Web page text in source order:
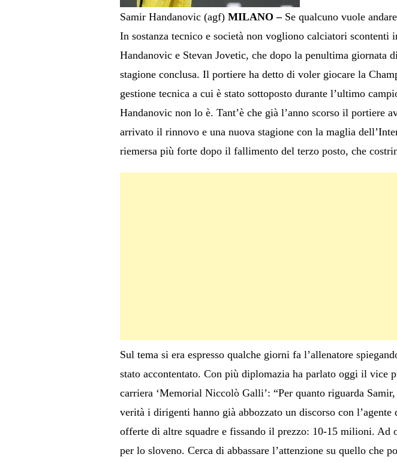
Samir Handanovic (agf) MILANO –Se qualcuno vuole
In sostanza tecnico e società non vogliono calciatori
Handanovic e Stevan Jovetic, che dopo la penultima giornata
stagione conclusa. Il portiere ha detto di voler giocare la
gestione tecnica a cui è stato sottoposto durante l’ultimo
Handanovic non lo è. Tant’è che già l’anno scorso il portiere
arrivato il rinnovo e una nuova stagione con la maglia
riemersa più forte dopo il fallimento del terzo posto, che
Sul tema si era espresso qualche giorni fa l’allenatore
stato accontentato. Con più diplomazia ha parlato oggi il vice
carriera ‘Memorial Niccolò Galli’: “Per quanto riguarda
verità i dirigenti hanno già abbozzato un discorso con
offerte di altre squadre e fissando il prezzo: 10-15 milioni. Ad
per lo sloveno. Cerca di abbassare l’attenzione su quello che